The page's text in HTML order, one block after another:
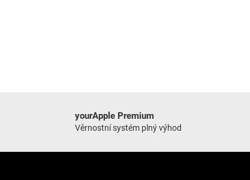
yourApple Premium
Věrnostní systém plný výhod